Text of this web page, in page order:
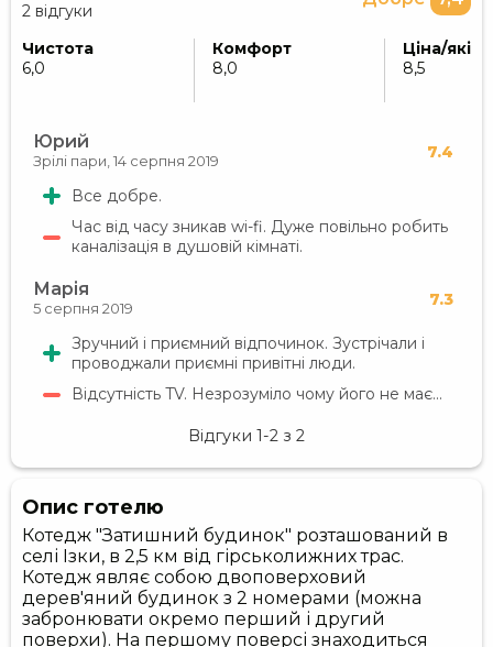
2 відгуки
Чистота
6,0
Комфорт
8,0
Ціна/
8,5
Юрий 7.4
Зрілі пари, 14 серпня 2019
Все добре.
Час від часу зникав wi-fi. Дуже повільно робить
каналізація в душовій кімнаті.
Марія 7.3
5 серпня 2019
Зручний і приємний відпочинок. Зустрічали і
проводжали приємні привітні люди.
Відсутність TV. Незрозуміло чому його не має...
Відгуки 1-2 з 2
Опис готелю
Котедж "Затишний будинок" розташований в
селі Ізки, в 2,5 км від гірськолижних трас.
Котедж являє собою двоповерховий
дерев'яний будинок з 2 номерами (можна
забронювати окремо перший і другий
поверхи). На першому поверсі знаходиться